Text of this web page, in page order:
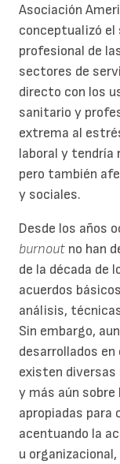
Asociación
conceptualizó el
profesional de
sectores de
directo con los
sanitario y
extrema al
laboral y tendría
pero también
y sociales.
Desde los años
burnout no han
de la década de
acuerdos
análisis,
Sin embargo,
desarrollados
existen
y más aún
apropiadas para
acentuando la
u